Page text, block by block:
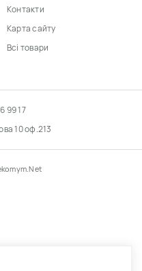
Контакти
Карта сайту
Всі товари
99 17
10 оф.213